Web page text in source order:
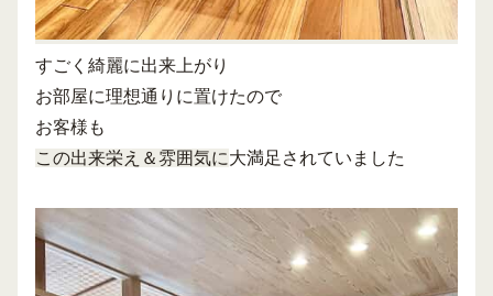
すごく綺麗に出来上がり
お部屋に理想通りに置けたので
お客様も
この出来栄え＆雰囲気に大満足されていました